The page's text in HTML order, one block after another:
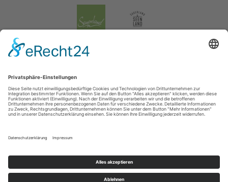
Impressum|Datenschutz|Social Media Datenschutz
Tourismusverband Biggesee-Listersee